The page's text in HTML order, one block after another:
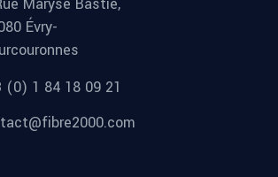
Maryse Bastié,
Évry-
(0) 1 84 18 09 21